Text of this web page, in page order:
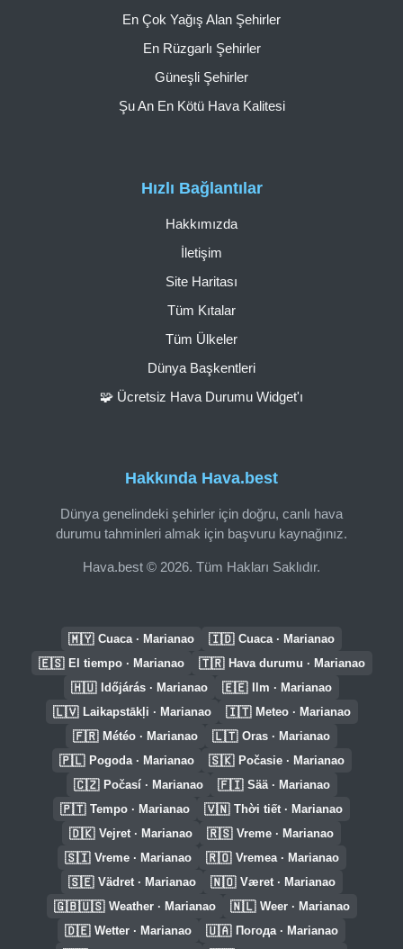
Hakkında Hava.best
Dünya genelindeki şehirler için doğru, canlı hava
durumu tahminleri almak için başvuru kaynağınız.
Hava.best © 2026. Tüm Hakları Saklıdır.
Hızlı Bağlantılar
Hakkımızda
İletişim
Site Haritası
Tüm Kıtalar
Tüm Ülkeler
Dünya Başkentleri
🧩 Ücretsiz Hava Durumu Widget'ı
En Çok Yağış Alan Şehirler
En Rüzgarlı Şehirler
Güneşli Şehirler
Şu An En Kötü Hava Kalitesi
🇲🇾 Cuaca · Marianao 🇮🇩 Cuaca · Marianao
🇪🇸 El tiempo · Marianao 🇹🇷 Hava durumu · Marianao
🇭🇺 Időjárás · Marianao 🇪🇪 Ilm · Marianao
🇱🇻 Laikapstākļi · Marianao 🇮🇹 Meteo · Marianao
🇫🇷 Météo · Marianao 🇱🇹 Oras · Marianao
🇵🇱 Pogoda · Marianao 🇸🇰 Počasie · Marianao
🇨🇿 Počasí · Marianao 🇫🇮 Sää · Marianao
🇵🇹 Tempo · Marianao 🇻🇳 Thời tiết · Marianao
🇩🇰 Vejret · Marianao 🇷🇸 Vreme · Marianao
🇸🇮 Vreme · Marianao 🇷🇴 Vremea · Marianao
🇸🇪 Vädret · Marianao 🇳🇴 Været · Marianao
🇬🇧🇺🇸 Weather · Marianao 🇳🇱 Weer · Marianao
🇩🇪 Wetter · Marianao 🇺🇦 Погода · Marianao